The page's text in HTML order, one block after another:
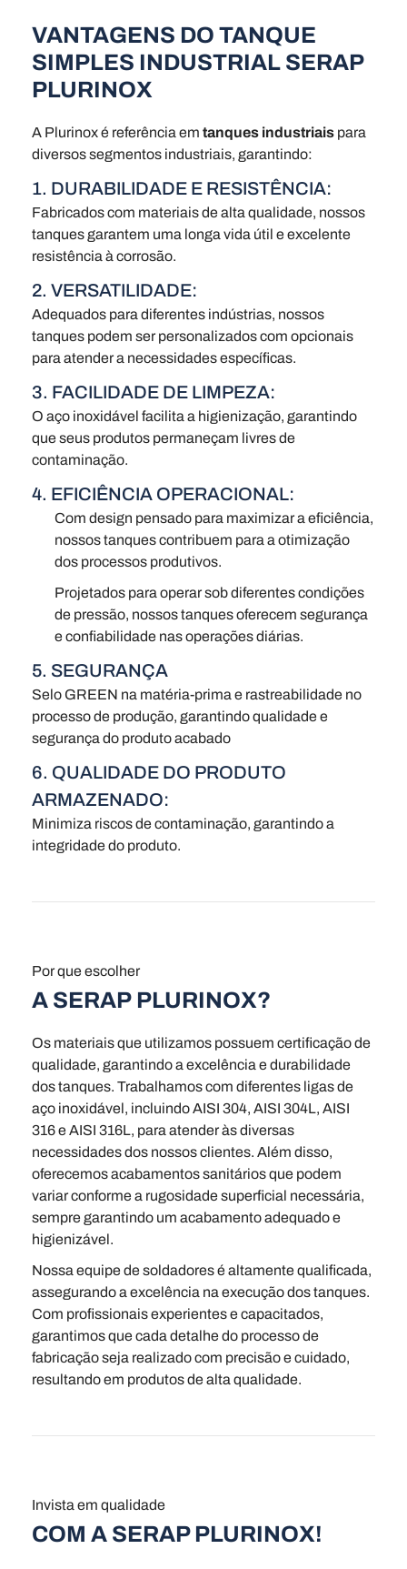
VANTAGENS DO TANQUE
SIMPLES INDUSTRIAL SERAP
PLURINOX
A Plurinox é referência em tanques industriais para
diversos segmentos industriais, garantindo:
1. DURABILIDADE E RESISTÊNCIA:
Fabricados com materiais de alta qualidade, nossos
tanques garantem uma longa vida útil e excelente
resistência à corrosão.
2. VERSATILIDADE:
Adequados para diferentes indústrias, nossos
tanques podem ser personalizados com opcionais
para atender a necessidades específicas.
3. FACILIDADE DE LIMPEZA:
O aço inoxidável facilita a higienização, garantindo
que seus produtos permaneçam livres de
contaminação.
4. EFICIÊNCIA OPERACIONAL:
Com design pensado para maximizar a eficiência,
nossos tanques contribuem para a otimização
dos processos produtivos.
Projetados para operar sob diferentes condições
de pressão, nossos tanques oferecem segurança
e confiabilidade nas operações diárias.
5. SEGURANÇA
Selo GREEN na matéria-prima e rastreabilidade no
processo de produção, garantindo qualidade e
segurança do produto acabado
6. QUALIDADE DO PRODUTO
ARMAZENADO:
Minimiza riscos de contaminação, garantindo a
integridade do produto.
Por que escolher
A SERAP PLURINOX?
Os materiais que utilizamos possuem certificação de
qualidade, garantindo a excelência e durabilidade
dos tanques. Trabalhamos com diferentes ligas de
aço inoxidável, incluindo AISI 304, AISI 304L, AISI
316 e AISI 316L, para atender às diversas
necessidades dos nossos clientes. Além disso,
oferecemos acabamentos sanitários que podem
variar conforme a rugosidade superficial necessária,
sempre garantindo um acabamento adequado e
higienizável.
Nossa equipe de soldadores é altamente qualificada,
assegurando a excelência na execução dos tanques.
Com profissionais experientes e capacitados,
garantimos que cada detalhe do processo de
fabricação seja realizado com precisão e cuidado,
resultando em produtos de alta qualidade.
Invista em qualidade
COM A SERAP PLURINOX!